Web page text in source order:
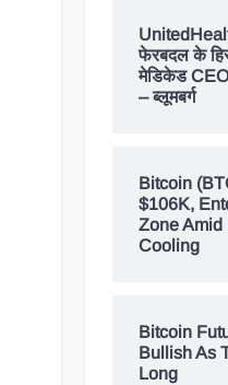
फेरबदल के
मेडिकेड CEO
– ब्लूमबर्ग
Bitcoin
$106K,
Zone Amid
Cooling
Bitcoin
Bullish As
Long